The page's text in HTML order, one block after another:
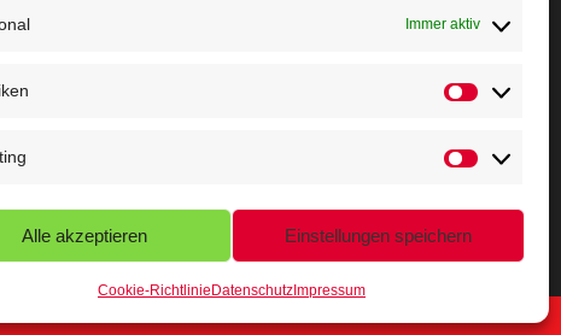
Immer aktiv
Alle akzeptieren Einstellungen speichern
Cookie-Richtlinie DatenschutzImpressum
Terminkalender
Nikolaus-Crosslauf
Capoeira Camp